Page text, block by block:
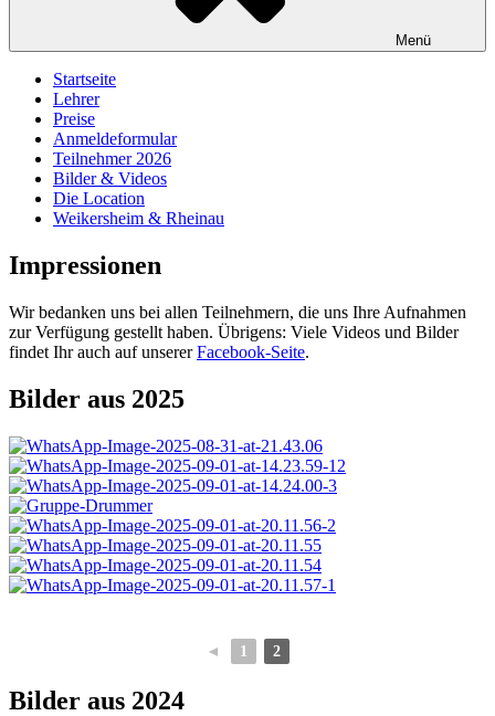
Menü
Startseite
Lehrer
Preise
Anmeldeformular
Teilnehmer 2026
Bilder & Videos
Die Location
Weikersheim & Rheinau
Impressionen
Wir bedanken uns bei allen Teilnehmern, die uns Ihre Aufnahmen
zur Verfügung gestellt haben. Übrigens: Viele Videos und Bilder
findet Ihr auch auf unsererFacebook-Seite.
Bilder aus 2025
◄ 1 2
Bilder aus 2024